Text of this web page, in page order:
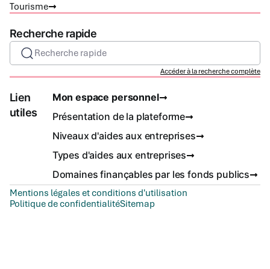
Tourisme
Recherche rapide
Recherche rapide
Accéder à la recherche complète
Lien
utiles
Mon espace personnel
Présentation de la plateforme
Niveaux d'aides aux entreprises
Types d'aides aux entreprises
Domaines finançables par les fonds publics
Mentions légales et conditions d'utilisation
Politique de confidentialitéSitemap